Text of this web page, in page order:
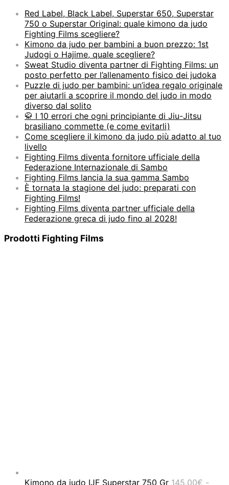
Red Label, Black Label, Superstar 650, Superstar
750 o Superstar Original: quale kimono da judo
Fighting Films scegliere?
Kimono da judo per bambini a buon prezzo: 1st
Judogi o Hajime, quale scegliere?
Sweat Studio diventa partner di Fighting Films: un
posto perfetto per l’allenamento fisico dei judoka
Puzzle di judo per bambini: un’idea regalo originale
per aiutarli a scoprire il mondo del judo in modo
diverso dal solito
🥋 I 10 errori che ogni principiante di Jiu-Jitsu
brasiliano commette (e come evitarli)
Come scegliere il kimono da judo più adatto al tuo
livello
Fighting Films diventa fornitore ufficiale della
Federazione Internazionale di Sambo
Fighting Films lancia la sua gamma Sambo
È tornata la stagione del judo: preparati con
Fighting Films!
Fighting Films diventa partner ufficiale della
Federazione greca di judo fino al 2028!
Prodotti Fighting Films
Kimono da judo IJF Superstar 750 Gr 145.00€ -